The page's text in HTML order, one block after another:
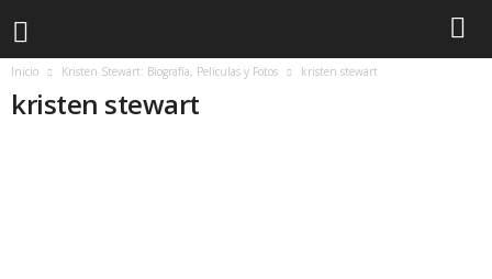
Inicio Kristen Stewart: Biografía, Películas y Fotos kristen stewart
kristen stewart